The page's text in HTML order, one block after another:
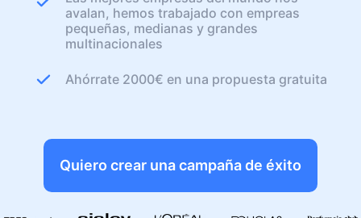
avalan, hemos trabajado con empreas
pequeñas, medianas y grandes
multinacionales
Ahórrate 2000€ en una propuesta gratuita
Quiero crear una campaña de éxito